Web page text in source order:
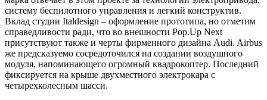
систему беспилотного управления и легкий конструктив.
Вклад студии Italdesign – оформление прототипа, но отметим
справедливости ради, что во внешности Pop.Up Next
присутствуют также и черты фирменного дизайна Audi. Airbus
же предсказуемо сосредоточился на создании воздушного
модуля, напоминающего огромный квадрокоптер. Последний
фиксируется на крыше двухместного электрокара с
четырехколесным шасси.